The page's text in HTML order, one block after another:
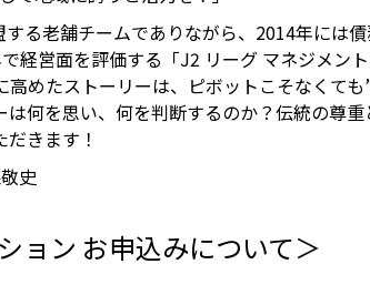
る老舗チームでありながら、 2014年には
経営面を評価する「J2 リーグ マネジメン
めたストーリーは、ピボットこそなくても
何を思い、何を判断するのか？伝統の尊
きます！
史
ョン お申込みについて＞